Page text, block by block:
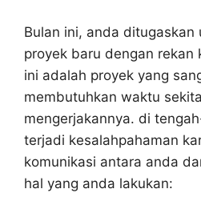
Bulan ini, anda ditugaskan
proyek baru dengan rekan
ini adalah proyek yang
membutuhkan waktu
mengerjakannya. di
terjadi kesalahpahaman
komunikasi antara anda
hal yang anda lakukan: